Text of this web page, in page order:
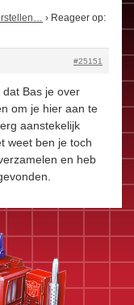
› Reageer op:
#25151
dat Bas je over
om je hier aan te
aanstekelijk
weet ben je toch
en heb